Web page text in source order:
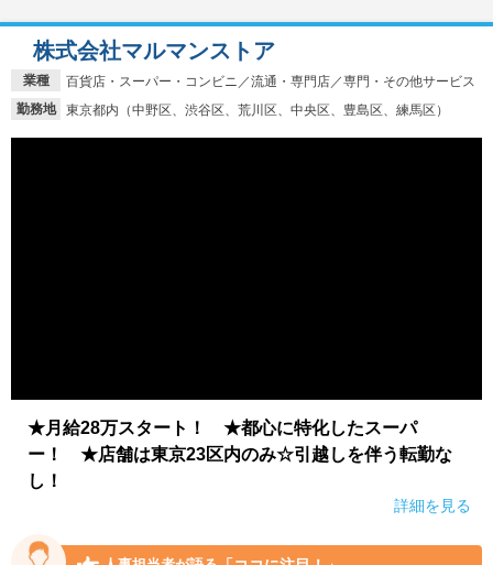
業種
百貨店・スーパー・コンビニ／流通・専門店／専門・その他サービス
勤務地
東京都内（中野区、渋谷区、荒川区、中央区、豊島区、練馬区）
株式会社マルマンストア
★月給28万スタート！ ★都心に特化したスーパ
ー！ ★店舗は東京23区内のみ☆引越しを伴う転勤な
し！
詳細を見る